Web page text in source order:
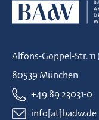
Alfons-Goppel-Str. 11
80539 München
+49 89 23031-0
info[at]badw.de